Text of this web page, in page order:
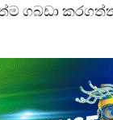
ගබඩා